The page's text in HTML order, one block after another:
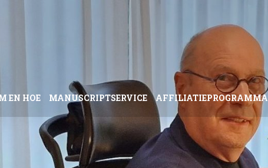
EN HOE MANUSCRIPTSERVICE AFFILIATIEPROGRAMMA